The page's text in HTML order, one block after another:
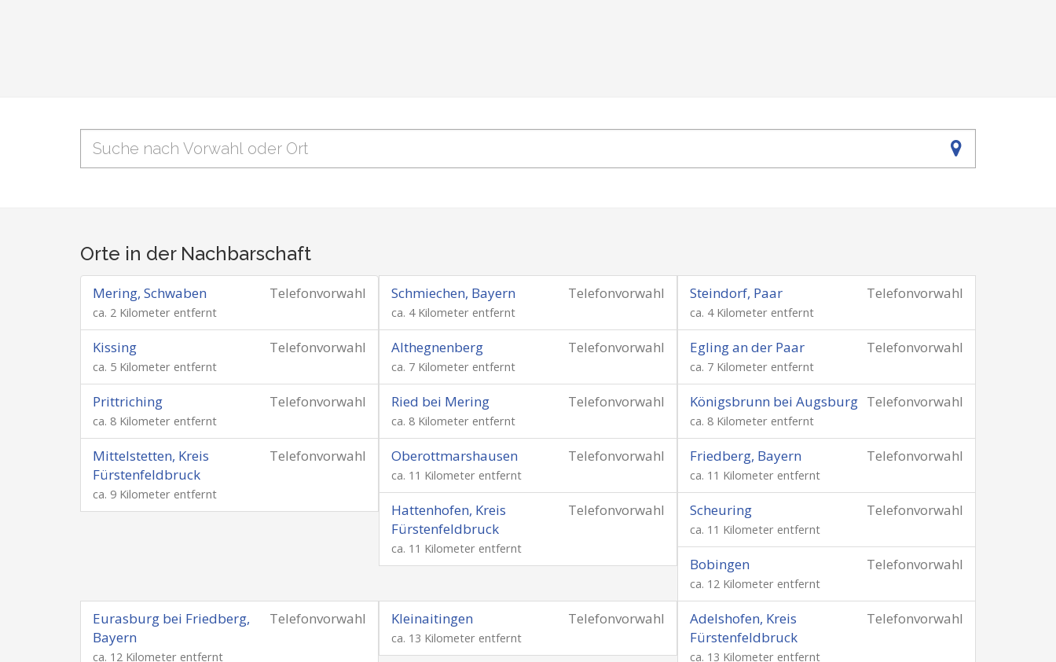
Orte in der Nachbarschaft
Telefonvorwahl
Mering, Schwaben
ca. 2 Kilometer entfernt
Telefonvorwahl
Schmiechen, Bayern
ca. 4 Kilometer entfernt
Telefonvorwahl
Steindorf, Paar
ca. 4 Kilometer entfernt
Telefonvorwahl
Kissing
ca. 5 Kilometer entfernt
Telefonvorwahl
Althegnenberg
ca. 7 Kilometer entfernt
Telefonvorwahl
Egling an der Paar
ca. 7 Kilometer entfernt
Telefonvorwahl
Prittriching
ca. 8 Kilometer entfernt
Telefonvorwahl
Ried bei Mering
ca. 8 Kilometer entfernt
Telefonvorwahl
Königsbrunn bei Augsburg
ca. 8 Kilometer entfernt
Telefonvorwahl
Mittelstetten, Kreis
Fürstenfeldbruck
ca. 9 Kilometer entfernt
Telefonvorwahl
Oberottmarshausen
ca. 11 Kilometer entfernt
Telefonvorwahl
Friedberg, Bayern
ca. 11 Kilometer entfernt
Telefonvorwahl
Hattenhofen, Kreis
Fürstenfeldbruck
ca. 11 Kilometer entfernt
Telefonvorwahl
Scheuring
ca. 11 Kilometer entfernt
Telefonvorwahl
Bobingen
ca. 12 Kilometer entfernt
Telefonvorwahl
Eurasburg bei Friedberg,
Bayern
ca. 12 Kilometer entfernt
Telefonvorwahl
Kleinaitingen
ca. 13 Kilometer entfernt
Telefonvorwahl
Adelshofen, Kreis
Fürstenfeldbruck
ca. 13 Kilometer entfernt